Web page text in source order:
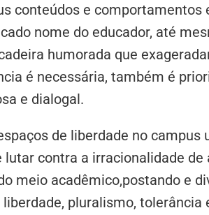
conteúdos e comportamentos
nome do educador, até
humorada que
é necessária, também é
e dialogal.
de liberdade no campus
lutar contra a irracionalidade
meio acadêmico,postando e
pluralismo, tolerância